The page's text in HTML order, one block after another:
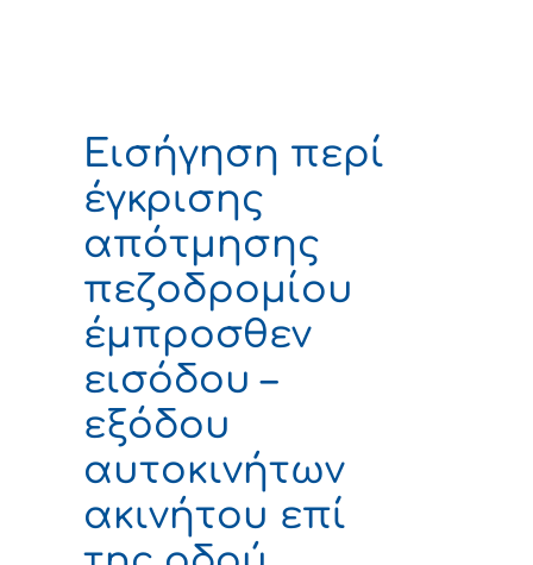
Εισήγηση περί
έγκρισης
απότμησης
πεζοδρομίου
έμπροσθεν
εισόδου –
εξόδου
αυτοκινήτων
ακινήτου επί